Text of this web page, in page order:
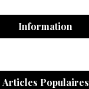
Information
Articles Populaires